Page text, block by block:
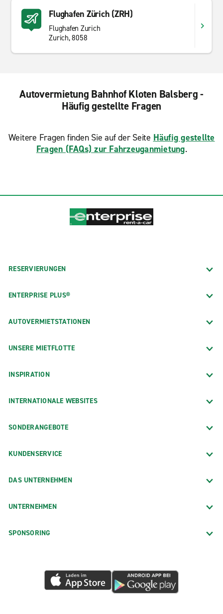
Flughafen Zürich (ZRH)
Flughafen Zurich
Zurich, 8058
Autovermietung Bahnhof Kloten Balsberg -
Häufig gestellte Fragen
Weitere Fragen finden Sie auf der Seite Häufig gestellte
Fragen (FAQs) zur Fahrzeuganmietung.
RESERVIERUNGEN
ENTERPRISE PLUS®
AUTOVERMIETSTATIONEN
UNSERE MIETFLOTTE
INSPIRATION
INTERNATIONALE WEBSITES
SONDERANGEBOTE
KUNDENSERVICE
DAS UNTERNEHMEN
UNTERNEHMEN
SPONSORING